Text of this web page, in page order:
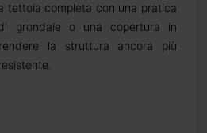
tettoia completa con una pratica
grondaie o una copertura in
la struttura ancora più